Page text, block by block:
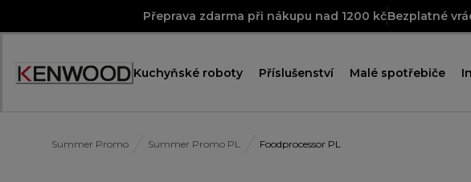
Přeprava zdarma při nákupu nad 1200 kčBezplatné
Accessibility
Kuchyňské roboty Příslušenství Malé spotřebiče
Summer Promo Summer Promo PL Foodprocessor PL